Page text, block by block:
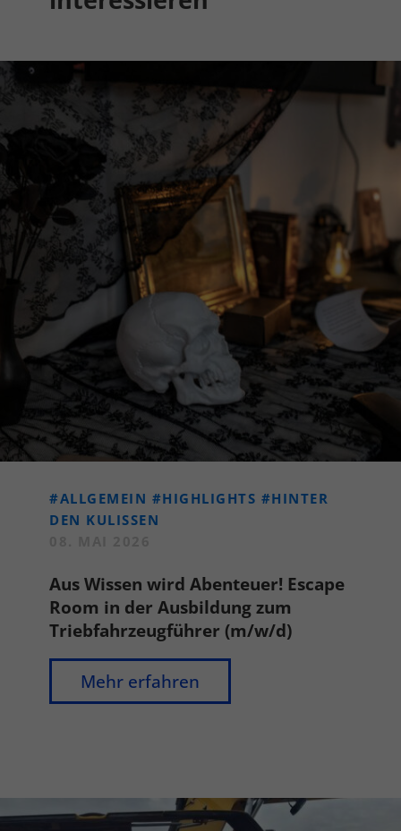
#ALLGEMEIN #HIGHLIGHTS #HINTER
DEN KULISSEN
Aus Wissen wird Abenteuer! Escape
Room in der Ausbildung zum
Triebfahrzeugführer (m/w/d)
Mehr erfahren